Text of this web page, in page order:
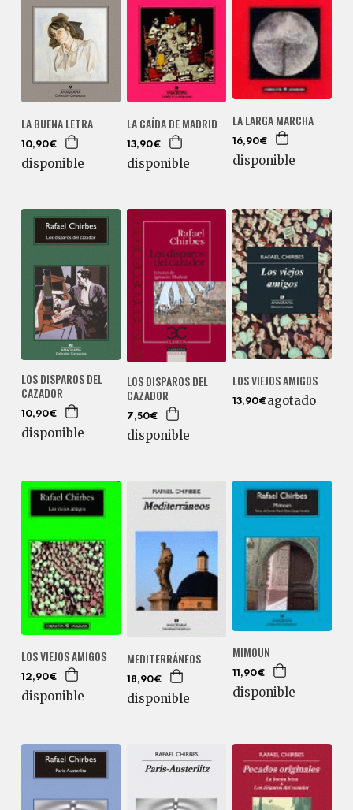
LA BUENA LETRA
10,90€
disponible
LA CAÍDA DE MADRID
13,90€
disponible
LA LARGA MARCHA
16,90€
disponible
LOS DISPAROS DEL
CAZADOR
10,90€
disponible
LOS DISPAROS DEL
CAZADOR
7,50€
disponible
LOS VIEJOS AMIGOS
13,90€agotado
LOS VIEJOS AMIGOS
12,90€
disponible
MEDITERRÁNEOS
18,90€
disponible
MIMOUN
11,90€
disponible